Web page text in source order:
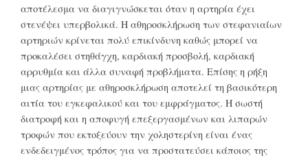
αποτέλεσμα να διαγιγνώσκεται όταν η αρτηρία έχει
στενέψει υπερβολικά. Η αθηροσκλήρωση των στεφανιαίων
αρτηριών κρίνεται πολύ επικίνδυνη καθώς μπορεί να
προκαλέσει στηθάγχη, καρδιακή προσβολή, καρδιακή
αρρυθμία και άλλα συναφή προβλήματα. Επίσης η ρήξη
μιας αρτηρίας με αθηροσκλήρωση αποτελεί τη βασικότερη
αιτία του εγκεφαλικού και του εμφράγματος. Η σωστή
διατροφή και η αποφυγή επεξεργασμένων και λιπαρών
τροφών που εκτοξεύουν την χοληστερίνη είναι ένας
ενδεδειγμένος τρόπος για να προστατεύσει κάποιος της